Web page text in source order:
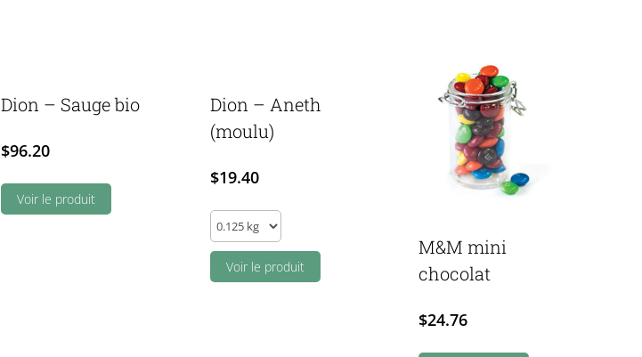
quantity
Dion – Sauge bio
$96.20
Voir le produit
Dion – Aneth
(moulu)
$19.40
Dion
-
Aneth
Voir le produit
M&M mini
chocolat
$24.76